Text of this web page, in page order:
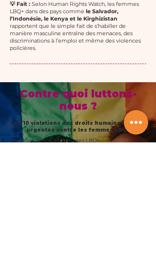
💡 Fait : Selon Human Rights Watch, les femmes
LBQ+ dans des pays comme le Salvador,
l’Indonésie, le Kenya et le Kirghizistan
rapportent que le simple fait de s’habiller de
manière masculine entraîne des menaces, des
discriminations à l’emploi et même des violences
policières.
Contre quoi luttons-
nous ?
Les 10 violations des droits humains les plus
urgentes contre les femmes LBQ+
Mariages forcés de femmes LBQ+.